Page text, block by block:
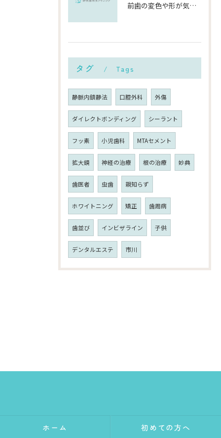
前歯の変色や形が気になる…削らずにきれいに整える「ダイレクトボンディング」とは？
タグ Tags
静脈内鎮静法 口腔外科 外傷
ダイレクトボンディング シーラント
フッ素 小児歯科 MTAセメント
拡大鏡 神経の治療 根の治療 妙典
歯医者 虫歯 親知らず
ホワイトニング 矯正 歯周病
歯並び インビザライン 子供
デンタルエステ 市川
ホーム 初めての方へ